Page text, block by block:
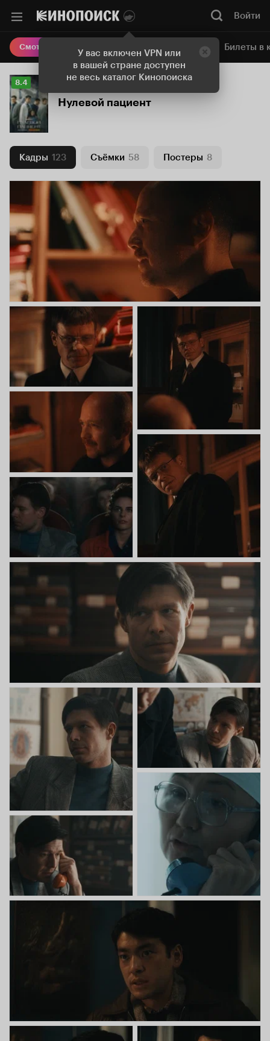
У вас включен VPN или
в вашей стране доступен
не весь каталог Кинопоиска
Войти
Смотреть кино Онлайн-кинотеатр Билеты в
Рейтинг
Кинопоиска
8.4
8.4
Нулевой пациент
Кадры 123 Съёмки 58 Постеры 8